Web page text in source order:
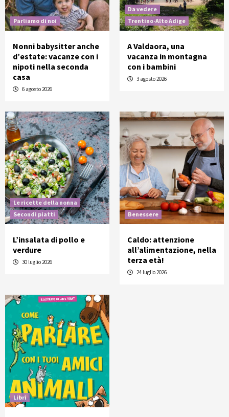
Parliamo di noi
Nonni babysitter anche
d’estate: vacanze con i
nipoti nella seconda
casa
6 agosto 2026
Da vedere
Trentino-Alto Adige
A Valdaora, una
vacanza in montagna
con i bambini
3 agosto 2026
Le ricette della nonna
Secondi piatti
L’insalata di pollo e
verdure
30 luglio 2026
Benessere
Caldo: attenzione
all’alimentazione, nella
terza età!
24 luglio 2026
Libri